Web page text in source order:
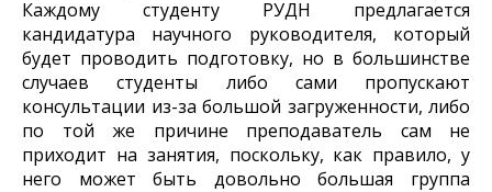
Каждому студенту РУДН предлагается
кандидатура научного руководителя, который
будет проводить подготовку, но в большинстве
случаев студенты либо сами пропускают
консультации из-за большой загруженности, либо
по той же причине преподаватель сам не
приходит на занятия, поскольку, как правило, у
него может быть довольно большая группа